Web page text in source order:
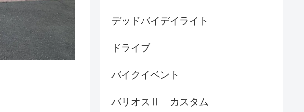
デッドバイデイライト
ドライブ
バイクイベント
バリオスⅡ カスタム